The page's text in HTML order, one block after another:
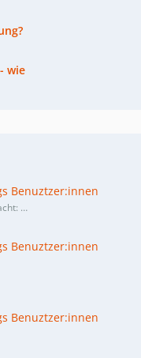
wie
Benuztzer:innen
…
Benuztzer:innen
Benuztzer:innen